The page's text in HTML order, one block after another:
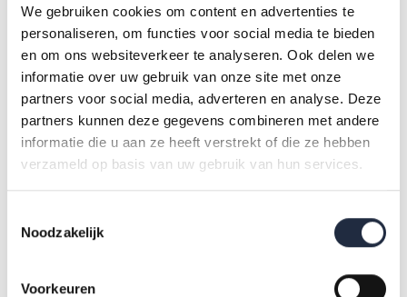
We gebruiken cookies om content en advertenties te
personaliseren, om functies voor social media te bieden
en om ons websiteverkeer te analyseren. Ook delen we
informatie over uw gebruik van onze site met onze
partners voor social media, adverteren en analyse. Deze
partners kunnen deze gegevens combineren met andere
informatie die u aan ze heeft verstrekt of die ze hebben
verzameld op basis van uw gebruik van hun services.
Noodzakelijk
Voorkeuren
Infographic verzuimcijfers huisartsen en
gezondheidscentra
Infographic verzuimcijfers jeugdzorg
Infographic verzuimcijfers kinderopvang